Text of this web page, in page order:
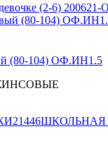
(2-6) 200621-
(80-104) ОФ.ИН1.5
21446ШКОЛЬНАЯ